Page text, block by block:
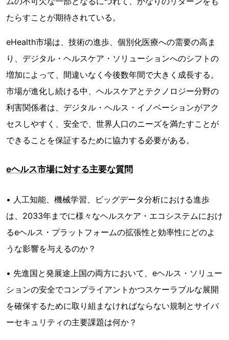
たらすことが期待されている。
eHealth市場は、技術の進歩、個別化医療への需要の高ま
り、デジタル・ヘルスケア・ソリューションへのシフトの
増加によって、間違いなく今後数年間で大きく成長する。
市場が進化し続ける中、ヘルスケアとテクノロジー分野の
利害関係者は、デジタル・ヘルス・イノベーションがアク
セスしやすく、安全で、世界人口のニーズを満たすことが
できることを保証するために協力する必要がある。
eヘルス市場に対する主要な質問
• 人工知能、機械学習、ビッグデータ分析における進歩
は、2033年までに様々なヘルスケア・エコシステムにおけ
るeヘルス・プラットフォームの拡張性と効率性にどのよ
うな影響を与えるのか？
• 先進国と発展途上国の両方において、eヘルス・ソリュー
ションの安全でコンプライアントかつスケーラブルな展開
を確保するために取り組まなければならない規制とサイバ
ーセキュリティの主要課題は何か？